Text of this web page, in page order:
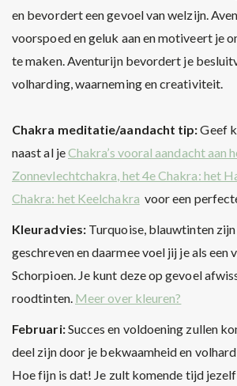
en bevordert een gevoel van welzijn.
voorspoed en geluk aan en motiveert je
te maken. Aventurijn bevordert je
volharding, waarneming en creativiteit.
Chakra meditatie/aandacht tip:Geef
naast al jeChakra’s vooral aandacht aan
Zonnevlechtchakra, het 4e Chakra: het
Chakra: het Keelchakra voor een
Kleuradvies: Turquoise, blauwtinten
geschreven en daarmee voel jij je als een
Schorpioen. Je kunt deze op gevoel
roodtinten. Meer over kleuren?
Februari:Succes en voldoening zullen
deel zijn door je bekwaamheid en
Hoe fijn is dat! Je zult komende tijd